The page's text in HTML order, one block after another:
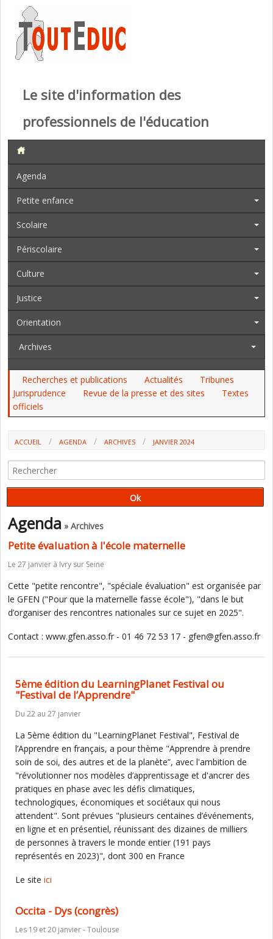
Le site d'information des
professionnels de l'éducation
Agenda
Petite enfance
Scolaire
Périscolaire
Culture
Justice
Orientation
Archives
Recherches et publications Actualités
Tribunes
Jurisprudence
Revue de la presse et des sites
Textes
officiels
ACCUEIL AGENDA ARCHIVES JANVIER 2024
Agenda » Archives
Petite évaluation à l'école maternelle
Le 27 janvier à Ivry sur Seine
Cette "petite rencontre", "spéciale évaluation" est organisée par
le GFEN ("Pour que la maternelle fasse école"), "dans le but
d’organiser des rencontres nationales sur ce sujet en 2025".
Contact : www.gfen.asso.fr - 01 46 72 53 17 - gfen@gfen.asso.fr
5ème édition du LearningPlanet Festival ou
"Festival de l’Apprendre"
Du 22 au 27 janvier
La 5ème édition du "LearningPlanet Festival", Festival de
l’Apprendre en français, a pour thème "Apprendre à prendre
soin de soi, des autres et de la planète”, avec l'ambition de
"révolutionner nos modèles d’apprentissage et d'ancrer des
pratiques en phase avec les défis climatiques,
technologiques, économiques et sociétaux qui nous
attendent". Sont prévues "plusieurs centaines d’événements,
en ligne et en présentiel, réunissant des dizaines de milliers
de personnes à travers le monde entier (191 pays
représentés en 2023)", dont 300 en France
Le site ici
Occita - Dys (congrès)
Les 19 et 20 janvier - Toulouse